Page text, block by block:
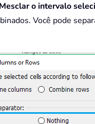
Mesclar o intervalo
Você pode